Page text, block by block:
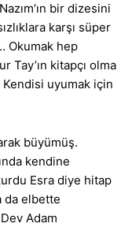
bir dizesini
karşı süper
Okumak hep
Tay’ın kitapçı olma
Kendisi uyumak için
büyümüş.
kendine
Esra diye hitap
da elbette
Adam